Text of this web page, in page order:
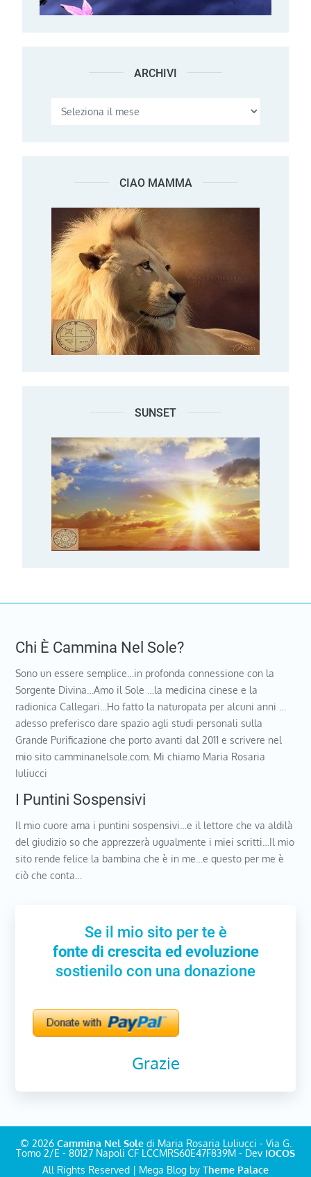
ARCHIVI Archivi
CIAO MAMMA
SUNSET
Chi È Cammina Nel Sole?
Sono un essere semplice…in profonda connessione con la
Sorgente Divina…Amo il Sole …la medicina cinese e la
radionica Callegari…Ho fatto la naturopata per alcuni anni …
adesso preferisco dare spazio agli studi personali sulla
Grande Purificazione che porto avanti dal 2011 e scrivere nel
mio sito camminanelsole.com. Mi chiamo Maria Rosaria
Iuliucci
I Puntini Sospensivi
Il mio cuore ama i puntini sospensivi…e il lettore che va aldilà
del giudizio so che apprezzerà ugualmente i miei scritti…Il mio
sito rende felice la bambina che è in me…e questo per me è
ciò che conta…
Se il mio sito per te è
fonte di crescita ed evoluzione
sostienilo con una donazione
Grazie
© 2026 Cammina Nel Soledi Maria Rosaria Luliucci - Via G.
Tomo 2/E - 80127 Napoli CF LCCMRS60E47F839M - Dev IOCOS
All Rights Reserved | Mega Blog by Theme Palace